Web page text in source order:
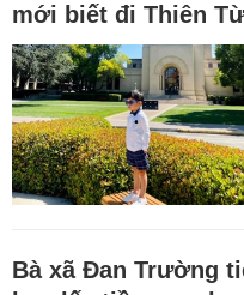
mới biết đi Thiên
Bà xã Đan Trường